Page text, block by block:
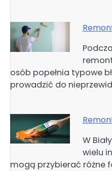
osób popełnia typowe
prowadzić do
W
wielu
mogą przybierać różne